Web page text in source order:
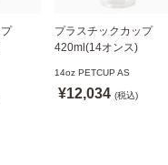
別途
プラスチックカップ
420ml(14オンス)
製)
※沖縄・離島 配送料
14oz PETCUP AS
¥12,034 (税込)